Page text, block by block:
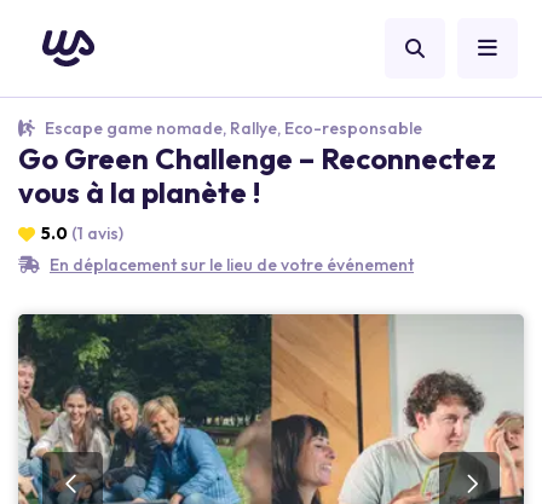
Escape game nomade, Rallye, Eco-responsable
Go Green Challenge – Reconnectez
vous à la planète !
5.0 (1 avis)
En déplacement sur le lieu de votre événement